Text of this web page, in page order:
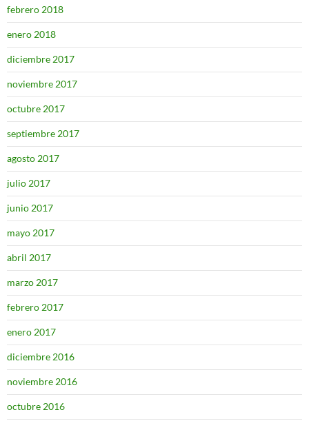
febrero 2018
enero 2018
diciembre 2017
noviembre 2017
octubre 2017
septiembre 2017
agosto 2017
julio 2017
junio 2017
mayo 2017
abril 2017
marzo 2017
febrero 2017
enero 2017
diciembre 2016
noviembre 2016
octubre 2016